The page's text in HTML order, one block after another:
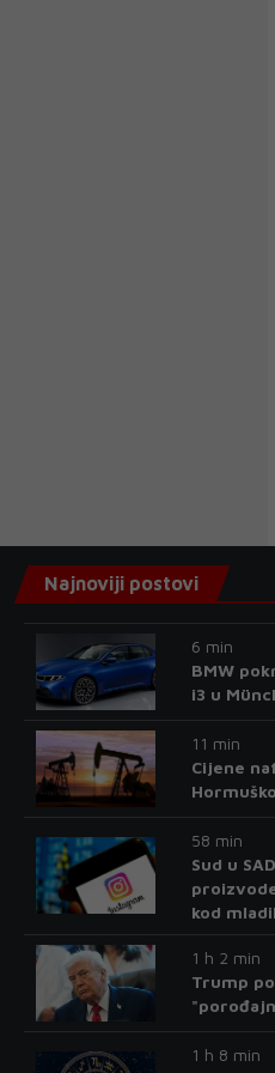
Najnoviji postovi
6 min
BMW
i3 u
11 min
Cijene
58 min
Sud u
kod
1 h 2 min
Trump
1 h 8 min